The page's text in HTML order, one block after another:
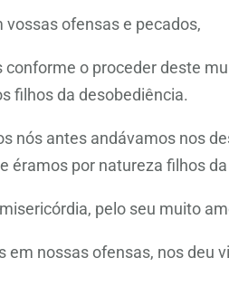
ofensas e pecados,
o proceder deste
filhos da desobediência.
nós antes andávamos nos
éramos por natureza filhos
pelo seu muito
em nossas ofensas, nos deu